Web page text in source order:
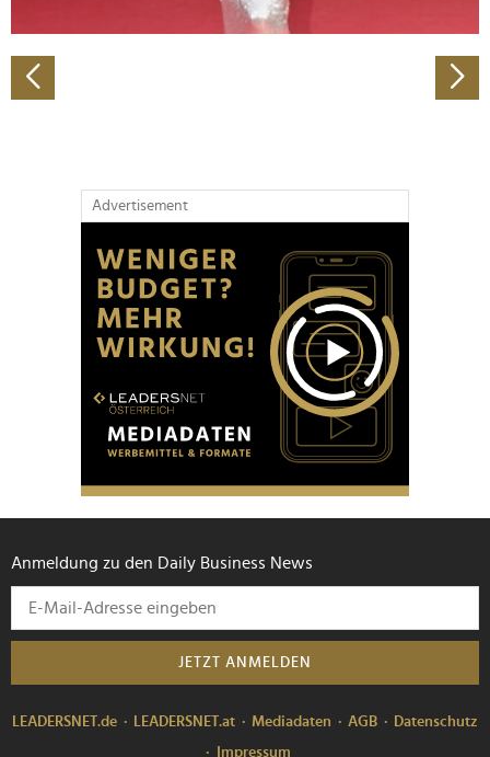
weiteren Daten zusammen, die Sie ihnen bereitgestellt
gesammelt haben.
Advertisement
Anmeldung zu den Daily Business News
JETZT ANMELDEN
LEADERSNET.de LEADERSNET.at Mediadaten AGB
Datenschutz
Impressum